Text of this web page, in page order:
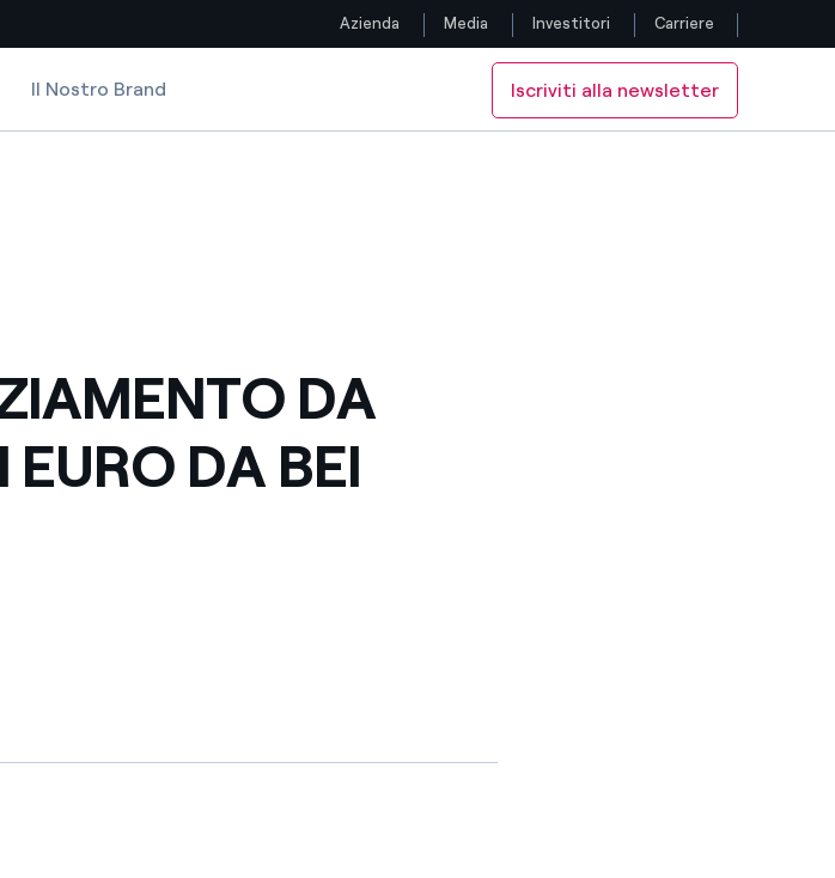
Siti Paese
Colombia
Iberia
Seguici
Azienda Media Investitori Carriere
Il Nostro Brand Iscriviti alla newsletter
DA BEI
EURO DA BEI
DA
DA BEI